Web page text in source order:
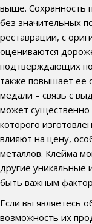
выше. Сохранность
без значительных
реставрации, с
оцениваются
подтверждающих
также повышает ее
медали – связь с
может существенно
которого
влияют на цену,
металлов. Клейма
другие уникальные
быть важным
Если вы являетесь
возможность их